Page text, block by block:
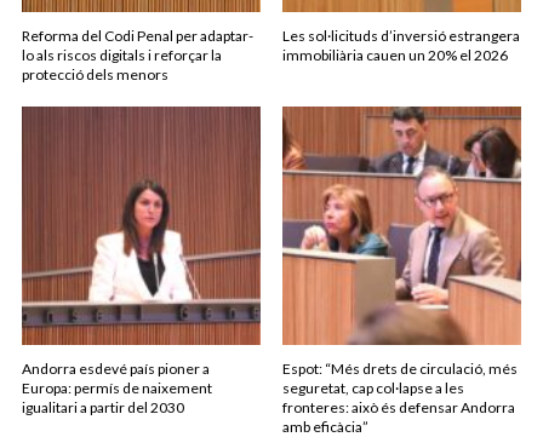
Reforma del Codi Penal per adaptar-
lo als riscos digitals i reforçar la
protecció dels menors
Les sol·licituds d’inversió estrangera
immobiliària cauen un 20% el 2026
Andorra esdevé país pioner a
Europa: permís de naixement
igualitari a partir del 2030
Espot: “Més drets de circulació, més
seguretat, cap col·lapse a les
fronteres: això és defensar Andorra
amb eficàcia”